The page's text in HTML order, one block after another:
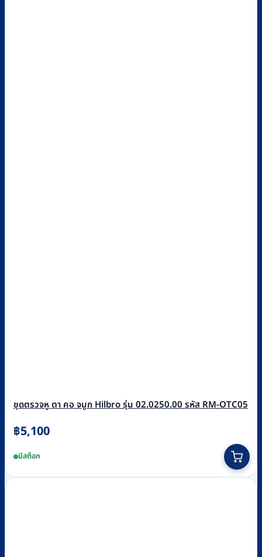
ชุดตรวจหู ตา คอ จมูก Hilbro รุ่น 02.0250.00 รหัส RM-OTC05
฿5,100
มีสต็อก